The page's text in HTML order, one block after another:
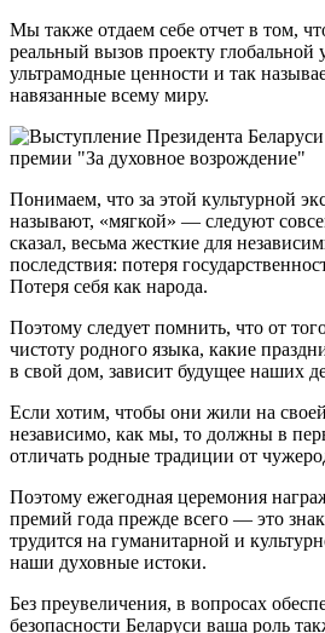
Мы также отдаем себе отчет в том,
реальный вызов проекту
ультрамодные ценности и так
навязанные всему миру.
Понимаем, что за этой культурной
называют, «мягкой» — следуют
сказал, весьма жесткие для
последствия: потеря
Потеря себя как народа.
Поэтому следует помнить, что от
чистоту родного языка, какие
в свой дом, зависит будущее наших
Если хотим, чтобы они жили на
независимо, как мы, то должны в
отличать родные традиции от
Поэтому ежегодная церемония
премий года прежде всего — это
трудится на гуманитарной и
наши духовные истоки.
Без преувеличения, в вопросах
безопасности Беларуси ваша роль